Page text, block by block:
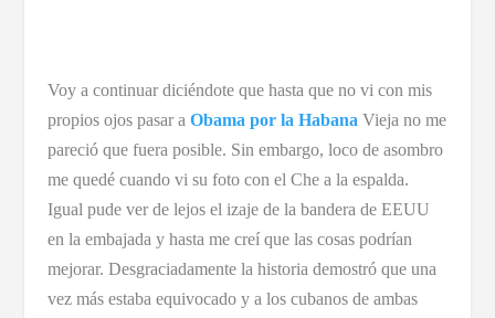
Voy a continuar diciéndote que hasta que no vi con mis
propios ojos pasar a Obama por la Habana Vieja no me
pareció que fuera posible. Sin embargo, loco de asombro
me quedé cuando vi su foto con el Che a la espalda.
Igual pude ver de lejos el izaje de la bandera de EEUU
en la embajada y hasta me creí que las cosas podrían
mejorar. Desgraciadamente la historia demostró que una
vez más estaba equivocado y a los cubanos de ambas